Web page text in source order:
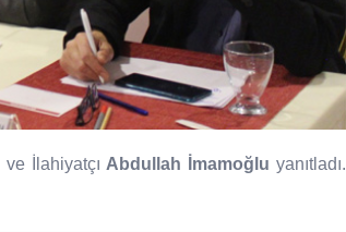
ve İlahiyatçı Abdullah İmamoğlu yanıtladı.